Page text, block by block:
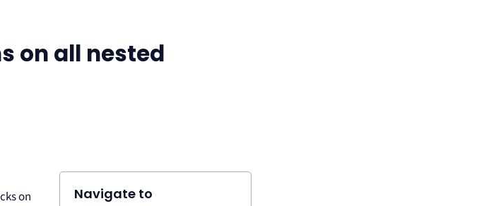
on all nested
on
Navigate to